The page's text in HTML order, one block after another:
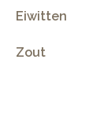
Eiwitten
Zout